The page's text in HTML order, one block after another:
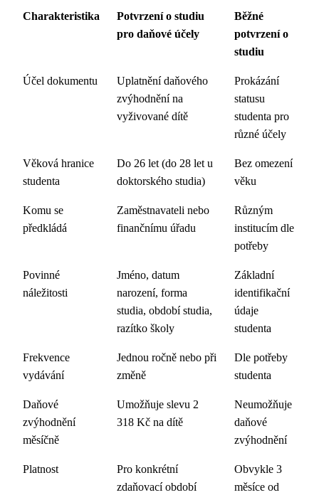
Charakteristika
Potvrzení o studiu
pro daňové účely
Běžné
potvrzení o
studiu
Účel dokumentu
Uplatnění daňového
zvýhodnění na
vyživované dítě
Prokázání
statusu
studenta pro
různé účely
Věková hranice
studenta
Do 26 let (do 28 let u
doktorského studia)
Bez omezení
věku
Komu se
předkládá
Zaměstnavateli nebo
finančnímu úřadu
Různým
institucím dle
potřeby
Povinné
náležitosti
Jméno, datum
narození, forma
studia, období studia,
razítko školy
Základní
identifikační
údaje
studenta
Frekvence
vydávání
Jednou ročně nebo při
změně
Dle potřeby
studenta
Daňové
zvýhodnění
měsíčně
Umožňuje slevu 2
318 Kč na dítě
Neumožňuje
daňové
zvýhodnění
Platnost
Pro konkrétní
zdaňovací období
Obvykle 3
měsíce od